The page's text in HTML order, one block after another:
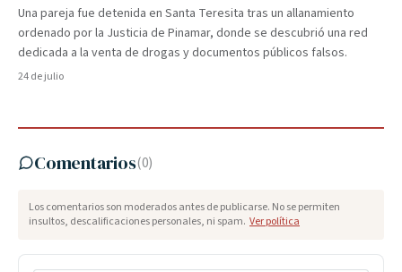
Una pareja fue detenida en Santa Teresita tras un allanamiento
ordenado por la Justicia de Pinamar, donde se descubrió una red
dedicada a la venta de drogas y documentos públicos falsos.
24 de julio
Comentarios(0)
Los comentarios son moderados antes de publicarse. No se permiten
insultos, descalificaciones personales, ni spam. Ver política